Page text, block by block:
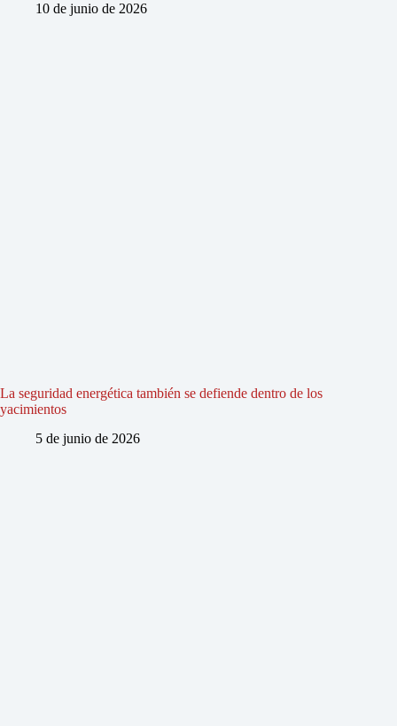
10 de junio de 2026
La seguridad energética también se defiende dentro de los
yacimientos
5 de junio de 2026